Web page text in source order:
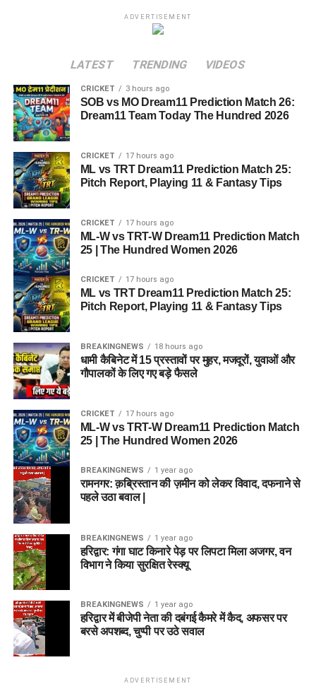
ADVERTISEMENT
LATEST TRENDING VIDEOS
CRICKET 3 hours ago
SOB vs MO Dream11 Prediction Match 26:
Dream11 Team Today The Hundred 2026
CRICKET 17 hours ago
ML vs TRT Dream11 Prediction Match 25:
Pitch Report, Playing 11 & Fantasy Tips
CRICKET 17 hours ago
ML-W vs TRT-W Dream11 Prediction Match
25 | The Hundred Women 2026
CRICKET 17 hours ago
ML vs TRT Dream11 Prediction Match 25:
Pitch Report, Playing 11 & Fantasy Tips
BREAKINGNEWS 18 hours ago
धामी कैबिनेट में 15 प्रस्तावों पर मुहर, मजदूरों, युवाओं और
गौपालकों के लिए गए बड़े फैसले
CRICKET 17 hours ago
ML-W vs TRT-W Dream11 Prediction Match
25 | The Hundred Women 2026
BREAKINGNEWS 1 year ago
रामनगर: क़ब्रिस्तान की ज़मीन को लेकर विवाद, दफनाने से
पहले उठा बवाल |
BREAKINGNEWS 1 year ago
हरिद्वार: गंगा घाट किनारे पेड़ पर लिपटा मिला अजगर, वन
विभाग ने किया सुरक्षित रेस्क्यू
BREAKINGNEWS 1 year ago
हरिद्वार में बीजेपी नेता की दबंगई कैमरे में कैद, अफसर पर
बरसे अपशब्द, चुप्पी पर उठे सवाल
ADVERTISEMENT